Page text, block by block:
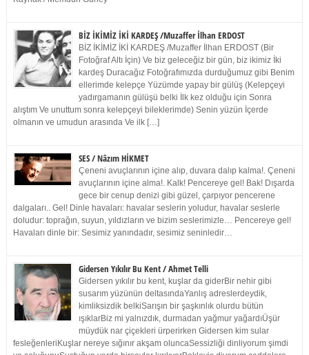
BİZ İKİMİZ İKİ KARDEŞ /Muzaffer İlhan ERDOST
BİZ İKİMİZ İKİ KARDEŞ /Muzaffer İlhan ERDOST (Bir
Fotoğraf Altı İçin) Ve biz geleceğiz bir gün, biz ikimiz İki
kardeş Duracağız Fotoğrafımızda durduğumuz gibi Benim
ellerimde kelepçe Yüzümde yapay bir gülüş (Kelepçeyi
yadırgamanın gülüşü belki İlk kez olduğu için Sonra
alıştım Ve unuttum sonra kelepçeyi bileklerimde) Senin yüzün İçerde
olmanın ve umudun arasında Ve ilk […]
SES / Nâzım HİKMET
Çeneni avuçlarının içine alıp, duvara dalıp kalma!. Çeneni
avuçlarının içine alma!. Kalk! Pencereye gel! Bak! Dışarda
gece bir cenup denizi gibi güzel, çarpıyor pencerene
dalgaları.. Gel! Dinle havaları: havalar seslerin yoludur, havalar seslerle
doludur: toprağın, suyun, yıldızların ve bizim seslerimizle… Pencereye gel!
Havaları dinle bir: Sesimiz yanındadır, sesimiz seninledir…
Gidersen Yıkılır Bu Kent / Ahmet Telli
Gidersen yıkılır bu kent, kuşlar da giderBir nehir gibi
susarım yüzünün deltasındaYanlış adreslerdeydik,
kimliksizdik belkiSarışın bir şaşkınlık olurdu bütün
ışıklarBiz mi yalnızdık, durmadan yağmur yağardıÜşür
müydük nar çiçekleri ürperirken Gidersen kim sular
fesleğenleriKuşlar nereye sığınır akşam oluncaSessizliği dinliyorum şimdi